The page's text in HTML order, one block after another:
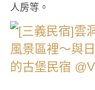
人房等。